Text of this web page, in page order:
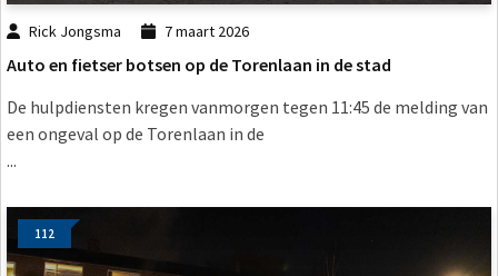
Rick Jongsma 7 maart 2026
Auto en fietser botsen op de Torenlaan in de stad
De hulpdiensten kregen vanmorgen tegen 11:45 de melding van
een ongeval op de Torenlaan in de
...
112